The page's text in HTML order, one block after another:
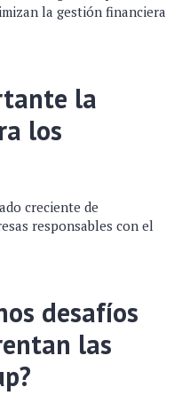
la gestión financiera
la
los
creciente de
responsables con el
desafíos
las